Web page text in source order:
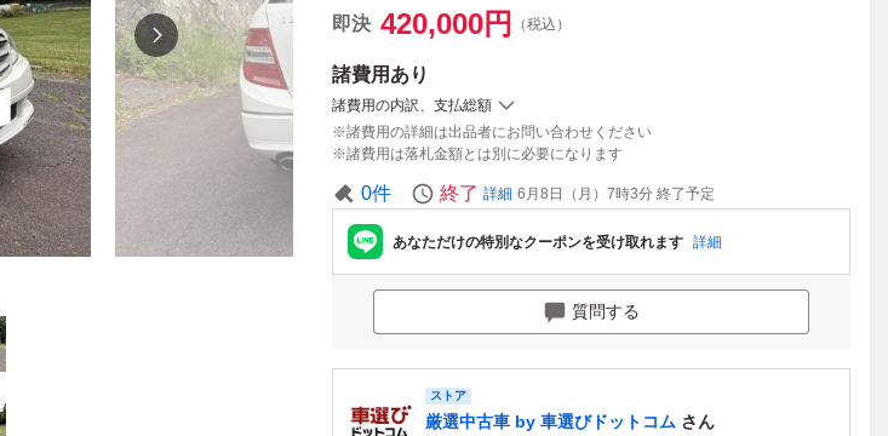
即決 420,000円 （税込）
諸費用 あり
諸費用の内訳、支払総額
諸費用の詳細は出品者にお問い合わせください
諸費用は落札金額とは別に必要になります
0件 終了 詳細 6月8日（月）7時3分 終了予定
あなただけの特別なクーポンを受け取れます 詳細
質問する
ストア
厳選中古車 by 車選びドットコム さん